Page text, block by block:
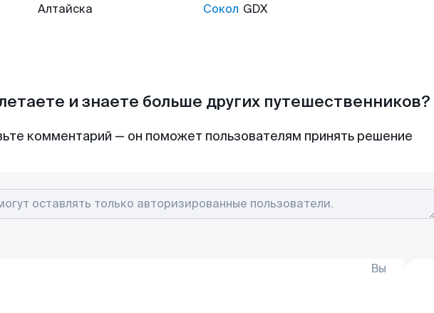
Алтайска
Сокол GDX
и знаете больше других путешественников?
комментарий — он поможет пользователям принять решение
Вы